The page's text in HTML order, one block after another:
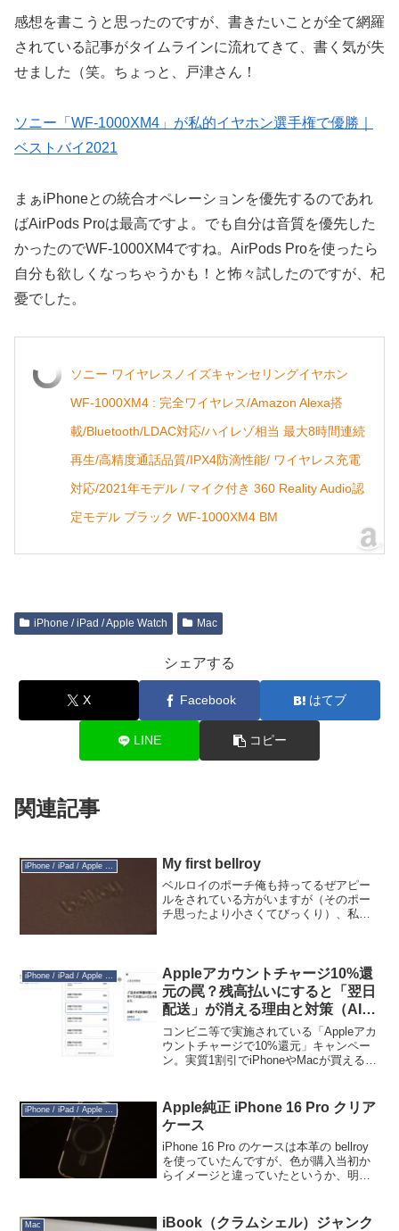
感想を書こうと思ったのですが、書きたいことが全て網羅
されている記事がタイムラインに流れてきて、書く気が失
せました（笑。ちょっと、戸津さん！
ソニー「WF-1000XM4」が私的イヤホン選手権で優勝｜
ベストバイ2021
まぁiPhoneとの統合オペレーションを優先するのであれ
ばAirPods Proは最高ですよ。でも自分は音質を優先した
かったのでWF-1000XM4ですね。AirPods Proを使ったら
自分も欲しくなっちゃうかも！と怖々試したのですが、杞
憂でした。
ソニー ワイヤレスノイズキャンセリングイヤホン
WF-1000XM4 : 完全ワイヤレス/Amazon Alexa搭
載/Bluetooth/LDAC対応/ハイレゾ相当 最大8時間連続
再生/高精度通話品質/IPX4防滴性能/ ワイヤレス充電
対応/2021年モデル / マイク付き 360 Reality Audio認
定モデル ブラック WF-1000XM4 BM
iPhone / iPad / Apple Watch Mac
シェアする
X Facebook はてブ
LINE コピー
関連記事
My first bellroy
ベルロイのポーチ俺も持ってるぜアピー
ルをされている方がいますが（そのポー
チ思ったより小さくてびっくり）、私も
iPhone / iPad / Apple Watch
Appleアカウントチャージ10%還
元の罠？残高払いにすると「翌日
配送」が消える理由と対策（AI生
成記事）
コンビニ等で実施されている「Appleアカ
ウントチャージで10%還元」キャンペー
ン。実質1割引でiPhoneやMacが買えると
それは、「注文時には『翌日配送』と表
示され...
Apple純正 iPhone 16 Pro クリア
ケース
iPhone 16 Pro のケースは本革の bellroy
を使っていたんですが、色が購入当初か
らイメージと違っていたというか、明る
て暑苦しく見えてきたこともあり、A...
Mac
iBook（クラムシェル）ジャンク